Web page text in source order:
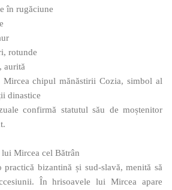
în rugăciune
rotunde
aurită
Mircea chipul mănăstirii Cozia, simbol al
dinastice
confirmă statutul său de moștenitor
Mircea cel Bătrân
bizantină și sud‑slavă, menită să
În hrisoavele lui Mircea apare